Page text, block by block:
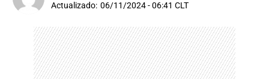
Actualizado: 06/11/2024 - 06:41 CLT